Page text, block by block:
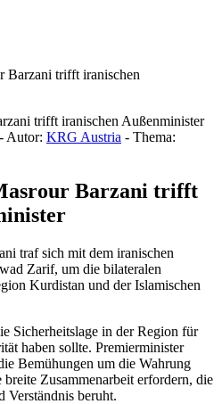
Barzani trifft iranischen
- Autor: KRG Austria - Thema:
Barzani trifft
traf sich mit dem iranischen
Zarif, um die bilateralen
Kurdistan und der Islamischen
Sicherheitslage in der Region für
haben sollte. Premierminister
Bemühungen um die Wahrung
Zusammenarbeit erfordern, die
Verständnis beruht.